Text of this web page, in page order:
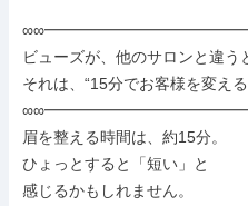
ビューズが、他のサロンと違う
それは、“15分でお客様を変える
眉を整える時間は、約15分。
ひょっとすると「短い」と
感じるかもしれません。